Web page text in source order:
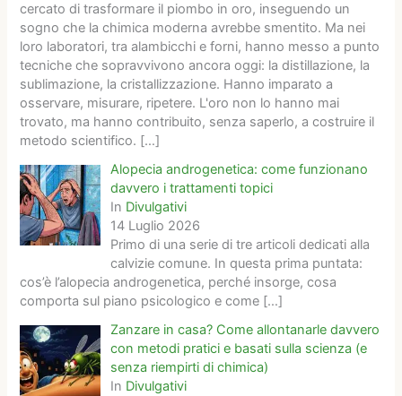
cercato di trasformare il piombo in oro, inseguendo un
sogno che la chimica moderna avrebbe smentito. Ma nei
loro laboratori, tra alambicchi e forni, hanno messo a punto
tecniche che sopravvivono ancora oggi: la distillazione, la
sublimazione, la cristallizzazione. Hanno imparato a
osservare, misurare, ripetere. L'oro non lo hanno mai
trovato, ma hanno contribuito, senza saperlo, a costruire il
metodo scientifico. […]
Alopecia androgenetica: come funzionano
davvero i trattamenti topici
In Divulgativi
14 Luglio 2026
Primo di una serie di tre articoli dedicati alla
calvizie comune. In questa prima puntata:
cos’è l’alopecia androgenetica, perché insorge, cosa
comporta sul piano psicologico e come […]
Zanzare in casa? Come allontanarle davvero
con metodi pratici e basati sulla scienza (e
senza riempirti di chimica)
In Divulgativi